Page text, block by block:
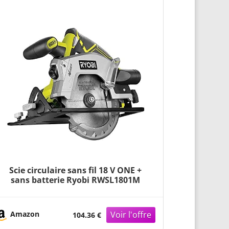
Scie circulaire sans fil 18 V ONE +
sans batterie Ryobi RWSL1801M
Amazon 104.36 €